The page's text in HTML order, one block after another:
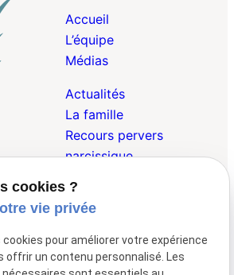
Accueil
L’équipe
Médias
Actualités
La famille
Recours pervers
narcissique
Droit Pénal de la
Famille
Droit Internationnal et
cookies ?
vie privée
pour améliorer votre expérience
offrir un contenu personnalisé. Les